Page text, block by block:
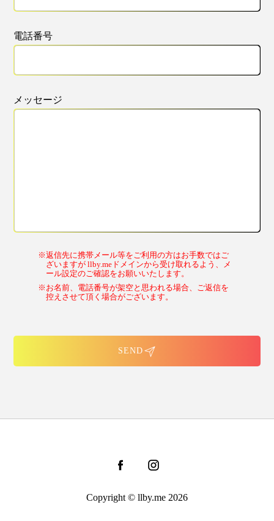
電話番号
メッセージ
※返信先に携帯メール等をご利用の方はお手数ではご
ざいますが llby.meドメインから受け取れるよう、メ
ール設定のご確認をお願いいたします。
※お名前、電話番号が架空と思われる場合、ご返信を
控えさせて頂く場合がございます。
SEND
Copyright © llby.me 2026